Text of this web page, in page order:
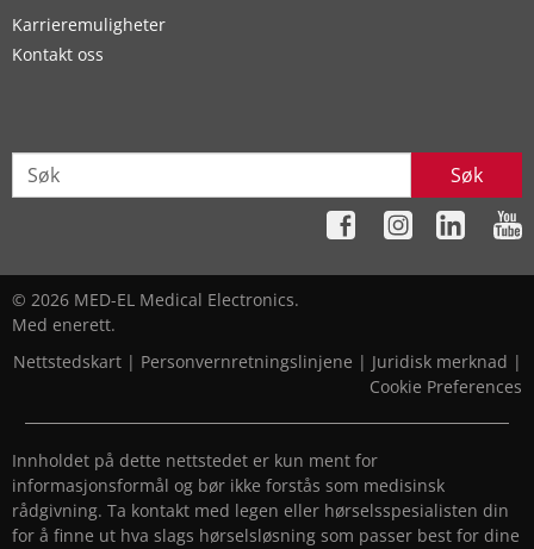
Karrieremuligheter
Kontakt oss
Søk
© 2026 MED-EL Medical Electronics.
Med enerett.
Nettstedskart | Personvernretningslinjene | Juridisk merknad |
Cookie Preferences
Innholdet på dette nettstedet er kun ment for
informasjonsformål og bør ikke forstås som medisinsk
rådgivning. Ta kontakt med legen eller hørselsspesialisten din
for å finne ut hva slags hørselsløsning som passer best for dine